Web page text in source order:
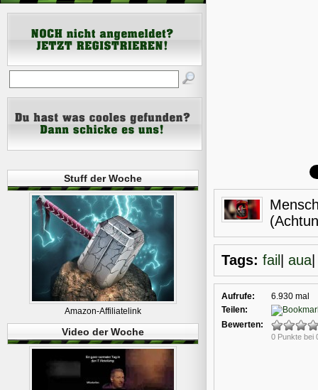
Tags: fail aua
Aufrufe:
6.930 mal
Teilen:
Bewerten:
0 Punkte bei
Stuff der Woche
Amazon-Affiliatelink
Video der Woche